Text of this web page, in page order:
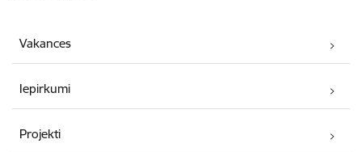
Vakances
Iepirkumi
Projekti